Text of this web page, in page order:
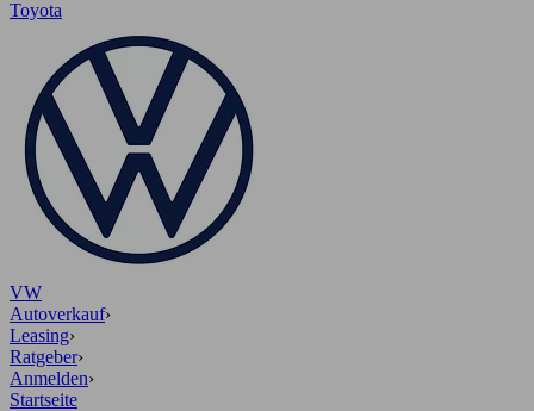
Toyota
VW
Autoverkauf›
Leasing›
Ratgeber›
Anmelden›
Startseite